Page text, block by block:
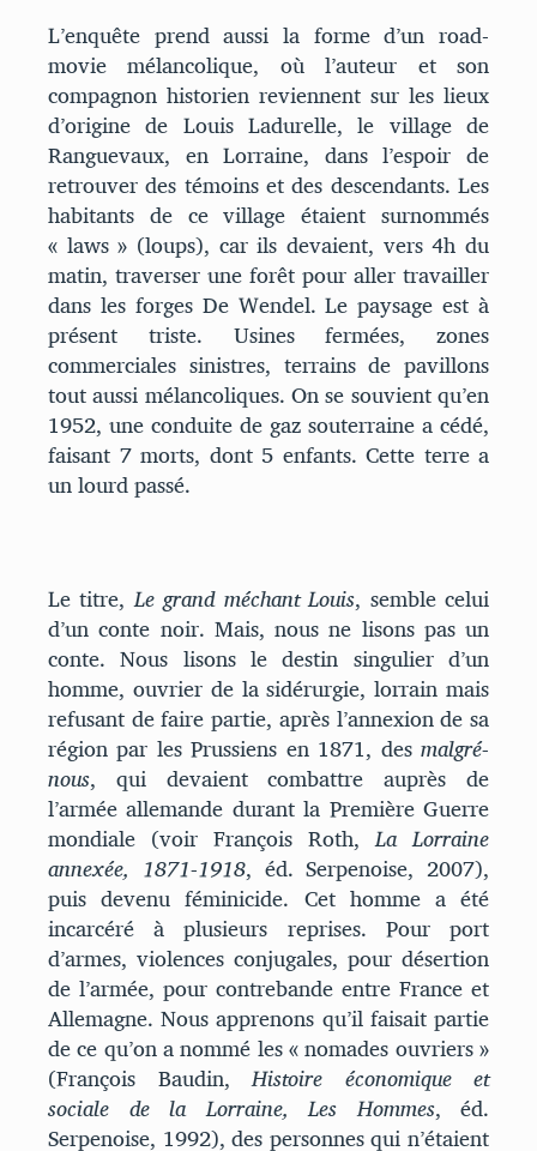
L’enquête prend aussi la forme d’un road-
movie mélancolique, où l’auteur et son
compagnon historien reviennent sur les lieux
d’origine de Louis Ladurelle, le village de
Ranguevaux, en Lorraine, dans l’espoir de
retrouver des témoins et des descendants. Les
habitants de ce village étaient surnommés
« laws » (loups), car ils devaient, vers 4h du
matin, traverser une forêt pour aller travailler
dans les forges De Wendel. Le paysage est à
présent triste. Usines fermées, zones
commerciales sinistres, terrains de pavillons
tout aussi mélancoliques. On se souvient qu’en
1952, une conduite de gaz souterraine a cédé,
faisant 7 morts, dont 5 enfants. Cette terre a
un lourd passé.
Le titre,Le grand méchant Louis, semble celui
d’un conte noir. Mais, nous ne lisons pas un
conte. Nous lisons le destin singulier d’un
homme, ouvrier de la sidérurgie, lorrain mais
refusant de faire partie, après l’annexion de sa
région par les Prussiens en 1871, des malgré-
nous, qui devaient combattre auprès de
l’armée allemande durant la Première Guerre
mondiale (voir François Roth,La Lorraine
annexée, 1871-1918, éd. Serpenoise, 2007),
puis devenu féminicide. Cet homme a été
incarcéré à plusieurs reprises. Pour port
d’armes, violences conjugales, pour désertion
de l’armée, pour contrebande entre France et
Allemagne. Nous apprenons qu’il faisait partie
de ce qu’on a nommé les « nomades ouvriers »
(François Baudin,Histoire économique et
sociale de la Lorraine, Les Hommes, éd.
Serpenoise, 1992), des personnes qui n’étaient